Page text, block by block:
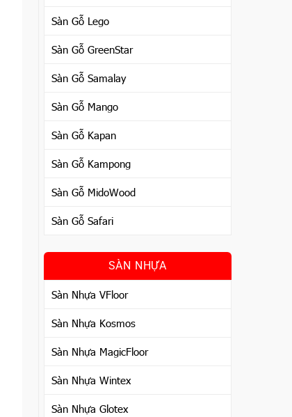
Sàn Gỗ Lego
Sàn Gỗ GreenStar
Sàn Gỗ Samalay
Sàn Gỗ Mango
Sàn Gỗ Kapan
Sàn Gỗ Kampong
Sàn Gỗ MidoWood
Sàn Gỗ Safari
SÀN NHỰA
Sàn Nhựa VFloor
Sàn Nhựa Kosmos
Sàn Nhựa MagicFloor
Sàn Nhựa Wintex
Sàn Nhựa Glotex